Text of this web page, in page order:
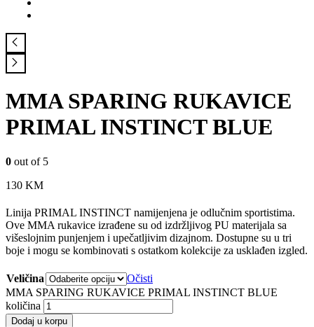
MMA SPARING RUKAVICE
PRIMAL INSTINCT BLUE
0 out of 5
130 KM
Linija PRIMAL INSTINCT namijenjena je odlučnim sportistima.
Ove MMA rukavice izrađene su od izdržljivog PU materijala sa
višeslojnim punjenjem i upečatljivim dizajnom. Dostupne su u tri
boje i mogu se kombinovati s ostatkom kolekcije za usklađen izgled.
Veličina
Očisti
MMA SPARING RUKAVICE PRIMAL INSTINCT BLUE
količina
Dodaj u korpu